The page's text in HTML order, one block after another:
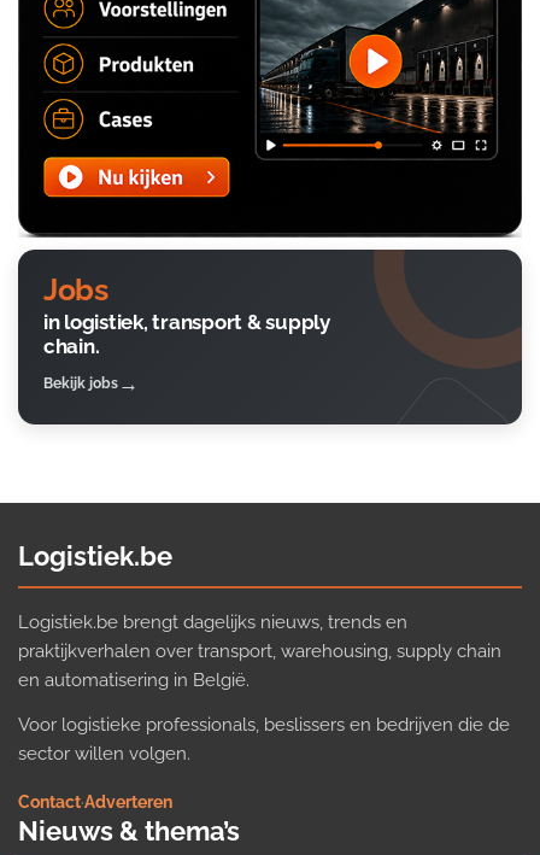
Jobs
in logistiek, transport & supply
chain.
Bekijk jobs
Logistiek.be
Logistiek.be brengt dagelijks nieuws, trends en
praktijkverhalen over transport, warehousing, supply chain
en automatisering in België.
Voor logistieke professionals, beslissers en bedrijven die de
sector willen volgen.
Contact·Adverteren
Nieuws & thema’s